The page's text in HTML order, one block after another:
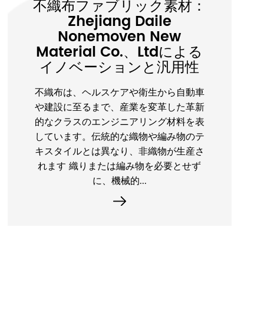
なぜ使い捨ての綿の顔のタ
オルを選ぶことで、ゴミの
蓄積を減らすことができる
のですか？
1。分解性材料：環境負担を軽減します 使
い捨ての綿のフェイスタオルの最も重要
な環境の利点は、天然綿などの分解性材
料を使用することです。これらの材料
は、従来の合成繊維製品よりも環境に優
しいものです。ポリエステルやナイロン
などの合成...